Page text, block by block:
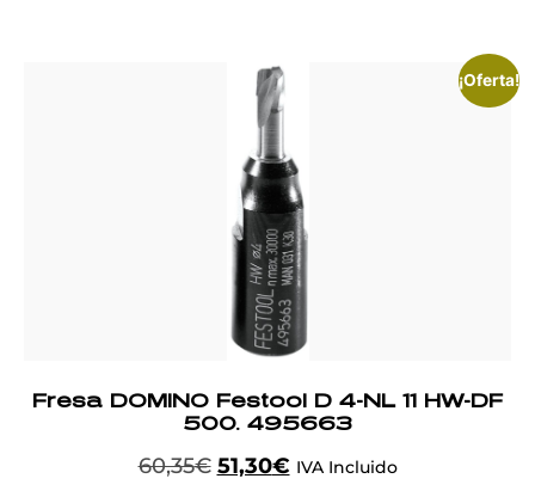
¡Oferta!
Fresa DOMINO Festool D 4-NL 11 HW-DF
500. 495663
60,35€ 51,30€ IVA Incluido